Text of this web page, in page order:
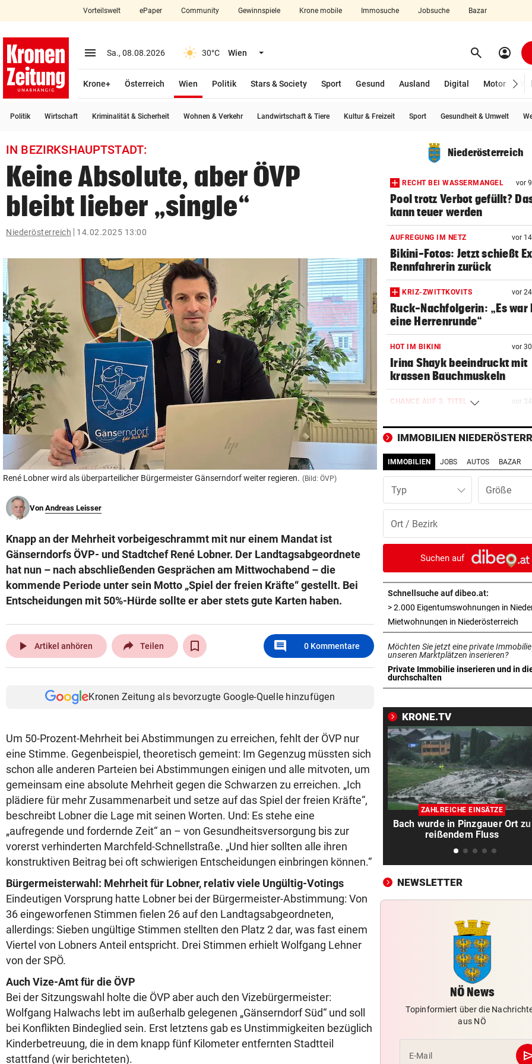
closeSchließen
account_circle Anmelden
arrow_right
bookmark
search
Suchbegriff
eingeben
© Krone Multimedia GmbH & Co KG 2026
Muthgasse 2, 1190 Wien
Vorteilswelt ePaper Community Gewinnspiele Krone mobile Immosuche Jobsuche Bazar
menu Menü aufklappen
Sa., 08.08.2026 30°C Wien Menü aufklappen search Suchen
account_circle
Krone+ Österreich Wien
Politik
Stars & Society Sport Gesund Ausland Digital Motor
Politik Wirtschaft Kriminalität & Sicherheit Wohnen & Verkehr Landwirtschaft & Tiere Kultur & Freizeit Sport Gesundheit & Umwelt
IN BEZIRKSHAUPTSTADT:
Keine Absolute, aber ÖVP
bleibt lieber „single“
Niederösterreich 14.02.2025 13:00
René Lobner wird als überparteilicher Bürgermeister Gänserndorf weiter regieren. (Bild: ÖVP)
Von Andreas Leisser
Knapp an der Mehrheit vorbeigeschrammt mit nur einem Mandat ist
Gänserndorfs ÖVP- und Stadtchef René Lobner. Der Landtagsabgeordnete
hat nun – nach abschließenden Gesprächen am Mittwochabend – die
kommende Periode unter sein Motto „Spiel der freien Kräfte“ gestellt. Bei
Entscheidungen mit 50%-Hürde sollte er aber stets gute Karten haben.
play_arrow Artikel anhören Teilen comment 0 Kommentare
Kronen Zeitung als bevorzugte Google-Quelle hinzufügen
Um 50-Prozent-Mehrheit bei Abstimmungen zu erreichen, fehlt der ÖVP nur
eine Stimme. Gegenbeispiel, theoretisch gemeint: Im Gegenzug müssten sich
schon alle anderen Parteien bei Abstimmungen einigen und alle mitvoten, um
gemeinsam eine absolute Mehrheit gegen die Schwarzen zu erreichen. „Ich
plädiere für mehr Zusammenarbeit und setze auf das Spiel der freien Kräfte“,
beschreibt Lobner die Lage mit seinen Worten. Und: Es stehe eine
„aufregende und fordernde Zeit“ an – von Gesundheitsversorgung bis zur
vorerst verhinderten Marchfeld-Schnellstraße. „Und hier sollten alle ihren
konstruktiven Beitrag bei oft schwierigen Entscheidungen einbringen können.“
Bürgermeisterwahl: Mehrheit für Lobner, relativ viele Ungültig-Votings
Eindeutigen Vorsprung hatte Lobner bei der Bürgermeister-Abstimmung: Von
36 eingeworfenen Stimmen fielen 26 auf den Landtagsabgeordneten,
allerdings: Sieben ungültige Stimmen stellten den Platz 2 dar, was fast einem
Viertel von Lobners Anteil entspricht. Drei Stimmen erhielt Wolfgang Lehner
von der SPÖ.
Auch Vize-Amt für die ÖVP
Bei der Sitzungswahl holte die ÖVP aber auch den Vizebürgermeister:
Wolfgang Halwachs lebt im außerhalb gelegenen „Gänserndorf Süd“ und soll
bei Konflikten Bindeglied sein. Erst letztens gab es Unstimmigkeiten bezüglich
Kinderbetreuung, die in dem knapp fünf Kilometer entfernten Stadtteil
stattfand (wir berichteten).
Niederösterreich
RECHT BEI WASSERMANGEL vor
Pool trotz Verbot gefüllt?
kann teuer werden
AUFREGUNG IM NETZ vor
Bikini-Fotos: Jetzt schießt
Rennfahrerin zurück
KRIZ-ZWITTKOVITS vor
Ruck-Nachfolgerin: „Es war
eine Herrenrunde“
HOT IM BIKINI vor
Irina Shayk beeindruckt mit
krassen Bauchmuskeln
CHANCE AUF 3. TITEL vor
ins Finale ein
MANDATAR ALARMIERT
Polizisten-Mangel: „Es
Kahlschlag!“
HIER IM TICKER vor
MotoGP: Sprintrennen in
Silverstone ab 17 Uhr LIVE
INFERNO AM GARDASEE vor 37
Entwarnung nach Brand:
Evakuierte dürfen zurück
SOMMERCUP 2026 LIVE: vor 38
Hard um Platz drei – Kiel
Luzern im Finale!
HERZOG & CO. IN AKTION vor
LIVE: Legendentreffen!
NACH WANDERUNG vor
22-Jährige erlitt auf
Schwächeanfall
AFLE TOP-SPIEL: vor
LIVE: Vienna Vikings treffen
Wroclav Panthers
NACH ABSCHIED AUS RIED
Sieg! Erfolgreiches Debüt für
Senft in Karlsruhe
ALLES WAR KLAR, DANN
Überraschende Gründe:
Drama um Ilzer-Ass!
ÖAMTC nicht gerufen: 130
NACH ARBEIT IM EINSATZ vor 2
IMMOBILIEN
IMMOBILIEN JOBS AUTOS BAZAR
Typ
Suchen auf
Schnellsuche auf dibeo.at:
Mietwohnungen in Niederösterreich
Möchten Sie jetzt eine private
unseren Marktplätzen inserieren?
Private Immobilie inserieren und in
durchschalten
in neuem Tab öffnen
KRONE.TV
ZAHLREICHE EINSÄTZE
Bach wurde in Pinzgauer Ort zu
reißendem Fluss
NEWSLETTER
NÖ News
Topinformiert über die
aus NÖ
E-Mail